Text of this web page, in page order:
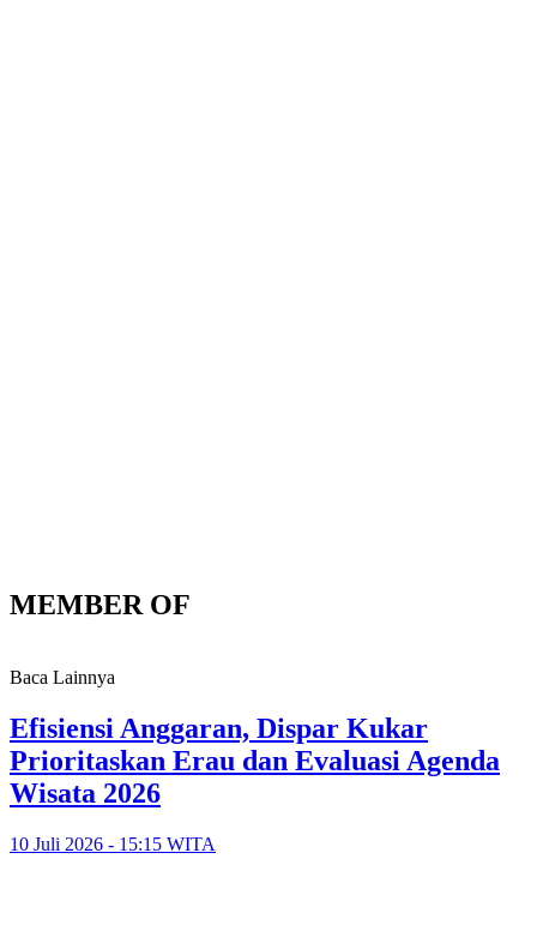
MEMBER OF
Baca Lainnya
Efisiensi Anggaran, Dispar Kukar
Prioritaskan Erau dan Evaluasi Agenda
Wisata 2026
10 Juli 2026 - 15:15 WITA